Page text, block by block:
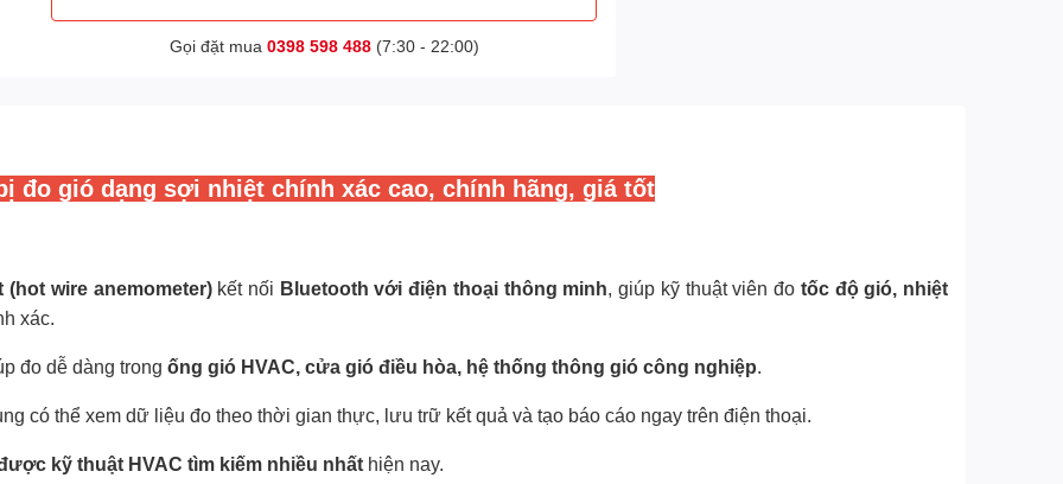
Gọi đặt mua 0398 598 488(7:30 - 22:00)
đo gió dạng sợi nhiệt chính xác cao, chính hãng, giá tốt
wire anemometer)kết nối Bluetooth với điện thoại thông minh, giúp kỹ thuật viên đo tốc độ gió, nhiệt
xác.
đo dễ dàng trong ống gió HVAC, cửa gió điều hòa, hệ thống thông gió công nghiệp.
có thể xem dữ liệu đo theo thời gian thực, lưu trữ kết quả và tạo báo cáo ngay trên điện thoại.
kỹ thuật HVAC tìm kiếm nhiều nhất hiện nay.